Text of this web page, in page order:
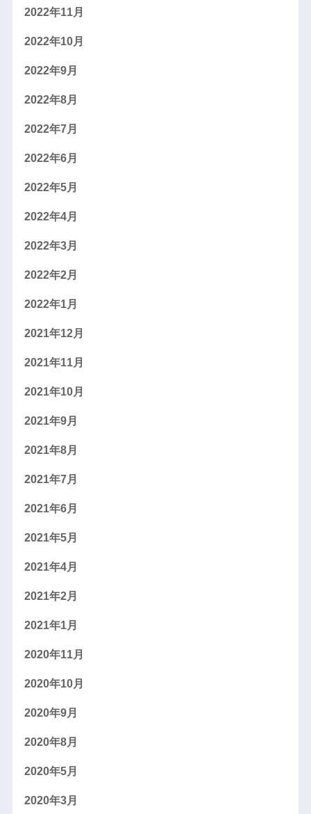
2022年11月
2022年10月
2022年9月
2022年8月
2022年7月
2022年6月
2022年5月
2022年4月
2022年3月
2022年2月
2022年1月
2021年12月
2021年11月
2021年10月
2021年9月
2021年8月
2021年7月
2021年6月
2021年5月
2021年4月
2021年2月
2021年1月
2020年11月
2020年10月
2020年9月
2020年8月
2020年5月
2020年3月